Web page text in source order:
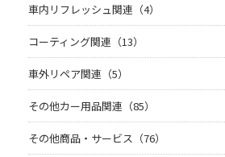
車内リフレッシュ関連（4）
コーティング関連（13）
車外リペア関連（5）
その他カー用品関連（85）
その他商品・サービス（76）